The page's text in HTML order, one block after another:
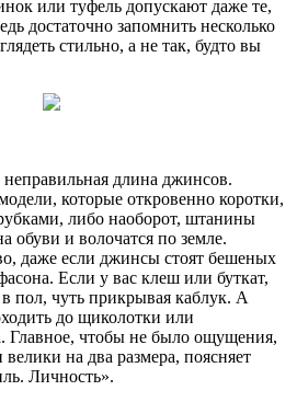
или туфель допускают даже те,
достаточно запомнить несколько
стильно, а не так, будто вы
длина джинсов.
которые откровенно коротки,
либо наоборот, штанины
обуви и волочатся по земле.
даже если джинсы стоят бешеных
Если у вас клеш или буткат,
пол, чуть прикрывая каблук. А
до щиколотки или
Главное, чтобы не было ощущения,
на два размера, поясняет
Личность».